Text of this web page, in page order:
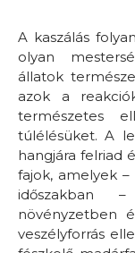
A kaszálás
olyan
állatok
azok a
természetes
túlélésüket. A
hangjára felriad
fajok, amelyek
időszakban
növényzetben
veszélyforrás